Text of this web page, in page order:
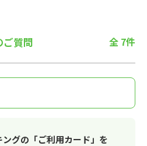
ご質問 全 7件
グの「ご利用カード」を